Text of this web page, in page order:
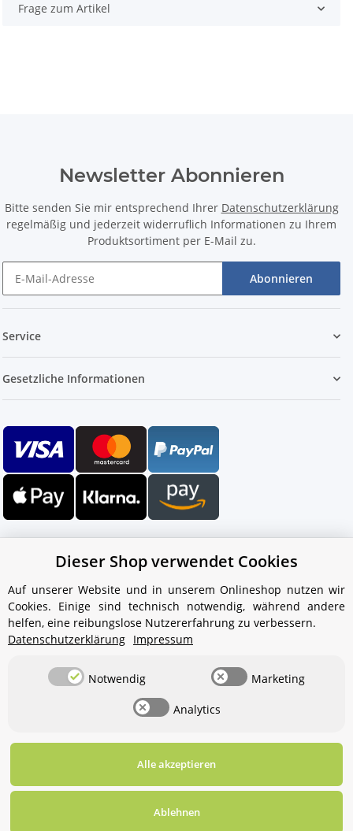
Frage zum Artikel
Newsletter Abonnieren
Bitte senden Sie mir entsprechend Ihrer Datenschutzerklärung
regelmäßig und jederzeit widerruflich Informationen zu Ihrem
Produktsortiment per E-Mail zu.
Abonnieren
Service
Gesetzliche Informationen
Ihr WhatsApp-Kontakt zum
Service Team
von Aquintos-Wasseraufbereitung
Hallo und herzlich willkommen
Wasseraufbereitung Wie darf ich
Ihnen behilflich sein?
Dieser Shop verwendet Cookies
Auf unserer Website und in unserem Onlineshop nutzen wir
Cookies. Einige sind technisch notwendig, während andere
helfen, eine reibungslose Nutzererfahrung zu verbessern.
Datenschutzerklärung Impressum
Notwendig Marketing
Analytics
Alle akzeptieren
Ablehnen